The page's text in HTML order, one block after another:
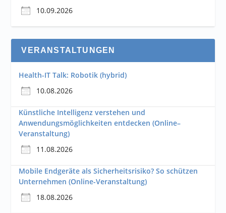
10.09.2026
VERANSTALTUNGEN
Health-IT Talk: Robotik (hybrid)
10.08.2026
Künstliche Intelligenz verstehen und
Anwendungsmöglichkeiten entdecken (Online–
Veranstaltung)
11.08.2026
Mobile Endgeräte als Sicherheitsrisiko? So schützen
Unternehmen (Online-Veranstaltung)
18.08.2026